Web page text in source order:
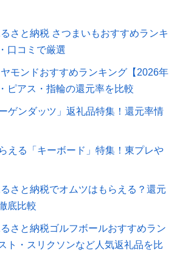
るさと納税 さつまいもおすすめランキ
口コミで厳選
モンドおすすめランキング【2026年
ピアス・指輪の還元率を比較
ゲンダッツ」返礼品特集！還元率情
える「キーボード」特集！東プレや
るさと納税でオムツはもらえる？還元
底比較
るさと納税ゴルフボールおすすめラン
ト・スリクソンなど人気返礼品を比